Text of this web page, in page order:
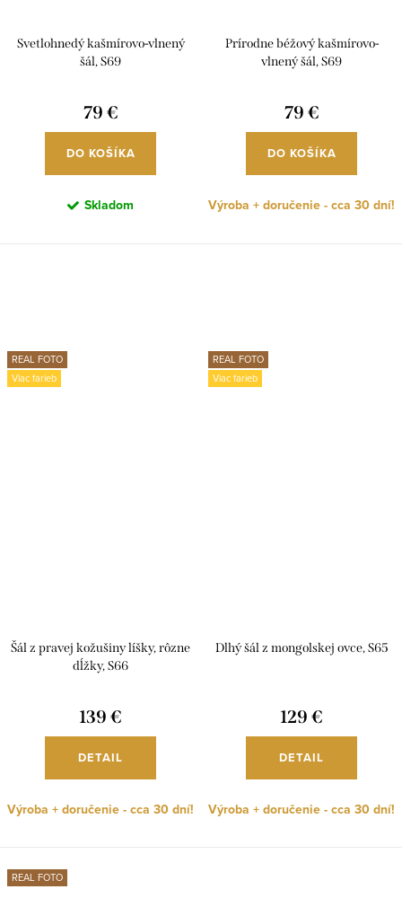
Svetlohnedý kašmírovo-vlnený
šál, S69
79 €
DO KOŠÍKA
Skladom
Prírodne béžový kašmírovo-
vlnený šál, S69
79 €
DO KOŠÍKA
Výroba + doručenie - cca 30 dní!
REAL FOTO
Viac farieb
Šál z pravej kožušiny líšky, rôzne
dĺžky, S66
139 €
DETAIL
Výroba + doručenie - cca 30 dní!
REAL FOTO
Viac farieb
Dlhý šál z mongolskej ovce, S65
129 €
DETAIL
Výroba + doručenie - cca 30 dní!
REAL FOTO